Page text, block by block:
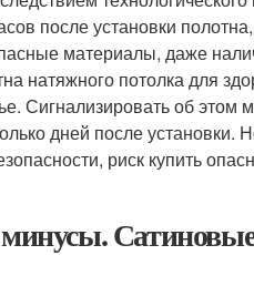
после установки
материалы, даже
натяжного потолка для
Сигнализировать об этом
дней после установки.
риск купить